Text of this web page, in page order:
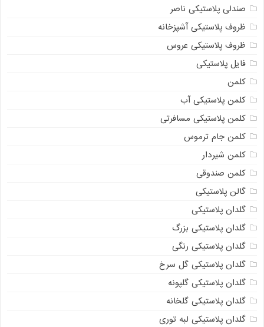
صندلی پلاستیکی ناصر
ظروف پلاستیکی آشپزخانه
ظروف پلاستیکی عروس
فایل پلاستیکی
کلمن
کلمن پلاستیکی آب
کلمن پلاستیکی مسافرتی
کلمن جام ترموس
کلمن شیردار
کلمن صندوقی
گالن پلاستیکی
گلدان پلاستیکی
گلدان پلاستیکی بزرگ
گلدان پلاستیکی رنگی
گلدان پلاستیکی گل سرخ
گلدان پلاستیکی گلپونه
گلدان پلاستیکی گلخانه
گلدان پلاستیکی لبه توری